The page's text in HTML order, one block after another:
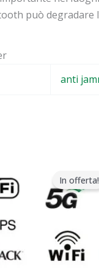
può
anti
In offerta!